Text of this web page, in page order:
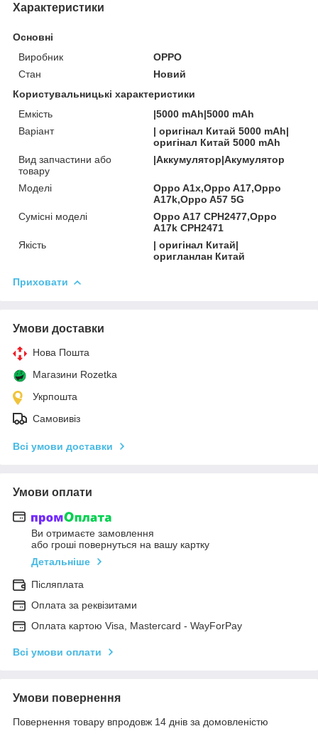
Характеристики
Основні
Виробник
OPPO
Стан
Новий
Користувальницькі характеристики
Емкість
|5000 mAh|5000 mAh
Варіант
| оригінал Китай 5000 mAh|
оригінал Китай 5000 mAh
Вид запчастини або
товару
|Аккумулятор|Акумулятор
Моделі
Oppo A1x,Oppo A17,Oppo
A17k,Oppo A57 5G
Сумісні моделі
Oppo A17 CPH2477,Oppo
A17k CPH2471
Якість
| оригінал Китай|
оригланлан Китай
Приховати
Умови доставки
Нова Пошта
Магазини Rozetka
Укрпошта
Самовивіз
Всі умови доставки
Умови оплати
Ви отримаєте замовлення
або гроші повернуться на вашу картку
Детальніше
Післяплата
Оплата за реквізитами
Оплата картою Visa, Mastercard - WayForPay
Всі умови оплати
Умови повернення
Повернення товару впродовж 14 днів за домовленістю